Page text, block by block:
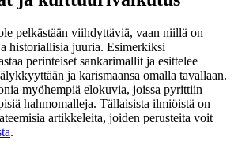
pelkästään viihdyttäviä, vaan niillä on
historiallisia juuria. Esimerkiksi
perinteiset sankarimallit ja esittelee
ja karismaansa omalla tavallaan.
myöhempiä elokuvia, joissa pyrittiin
hahmomalleja. Tällaisista ilmiöistä on
artikkeleita, joiden perusteita voit
.